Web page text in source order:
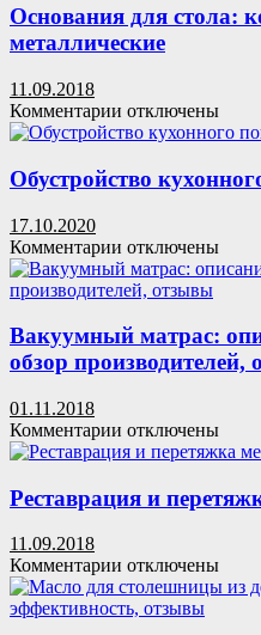
для
дома:
как
и
комфорт,
жить
Основания для стола:
металлические
11.09.2018
Комментарии к
записи
для
стола:
металлические
отключены
Обустройство
17.10.2020
Комментарии к
записи
Обустройство
помещения
отключены
Вакуумный матрас:
обзор производителей,
01.11.2018
Комментарии к
записи
матрас:
описание,
обзор
производителей,
отзывы
отключены
Реставрация и
11.09.2018
Комментарии к
записи
Реставрация
отключены